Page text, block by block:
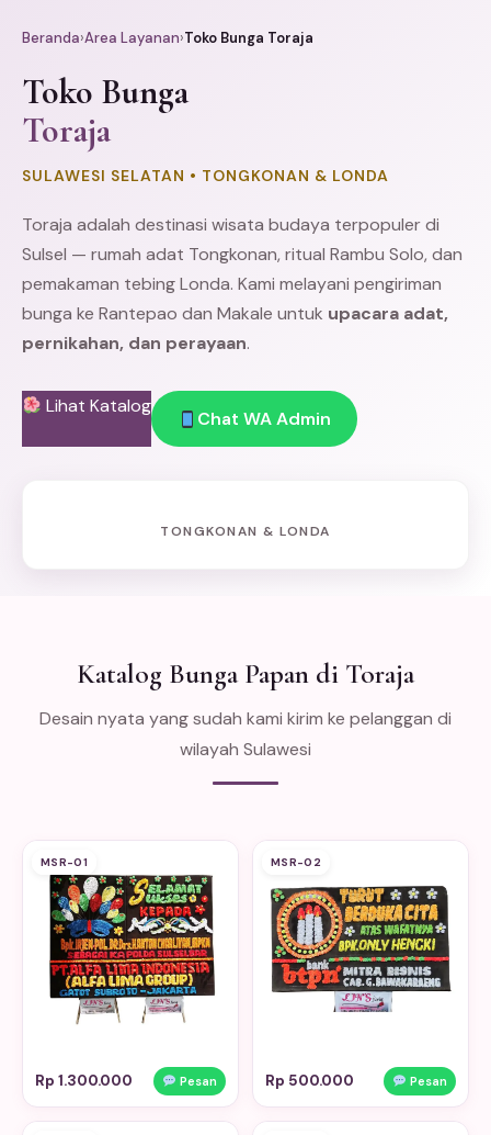
Beranda›Area Layanan›Toko Bunga Toraja
Toko Bunga
Toraja
SULAWESI SELATAN • TONGKONAN & LONDA
Toraja adalah destinasi wisata budaya terpopuler di
Sulsel — rumah adat Tongkonan, ritual Rambu Solo, dan
pemakaman tebing Londa. Kami melayani pengiriman
bunga ke Rantepao dan Makale untuk upacara adat,
pernikahan, dan perayaan.
Lihat Katalog
Chat WA Admin
TONGKONAN & LONDA
Katalog Bunga Papan di Toraja
Desain nyata yang sudah kami kirim ke pelanggan di
wilayah Sulawesi
MSR-01
Rp 1.300.000 Pesan
MSR-02
Rp 500.000 Pesan